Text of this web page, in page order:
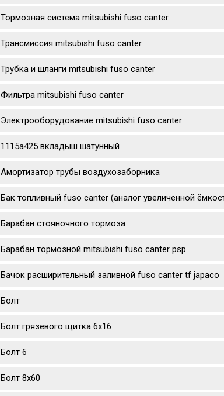
Тормозная система mitsubishi fuso canter
Трансмиссия mitsubishi fuso canter
Трубка и шланги mitsubishi fuso canter
Фильтра mitsubishi fuso canter
Электрооборудование mitsubishi fuso canter
1115a425 вкладыш шатунный
Амортизатор трубы воздухозаборника
Бак топливный fuso canter (аналог увеличенной
Барабан стояночного тормоза
Барабан тормозной mitsubishi fuso canter psp
Бачок расширительный заливной fuso canter tf japaco
Болт
Болт грязевого щитка 6х16
Болт 6
Болт 8х60